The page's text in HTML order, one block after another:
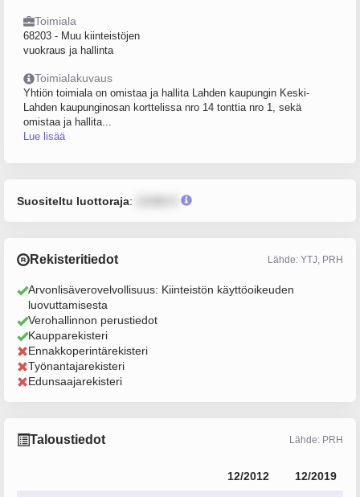
Toimiala
68203 - Muu kiinteistöjen
vuokraus ja hallinta
Toimialakuvaus
Yhtiön toimiala on omistaa ja hallita Lahden kaupungin Keski-
Lahden kaupunginosan korttelissa nro 14 tonttia nro 1, sekä
omistaa ja hallita...
Lue lisää
Suositeltu luottoraja:
Rekisteritiedot Lähde: YTJ, PRH
Arvonlisäverovelvollisuus: Kiinteistön käyttöoikeuden
luovuttamisesta
Verohallinnon perustiedot
Kaupparekisteri
Ennakkoperintärekisteri
Työnantajarekisteri
Edunsaajarekisteri
Taloustiedot Lähde: PRH
12/2012 12/2019